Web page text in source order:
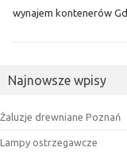
wynajem kontenerów
Najnowsze wpisy
Żaluzje drewniane Poznań
Lampy ostrzegawcze